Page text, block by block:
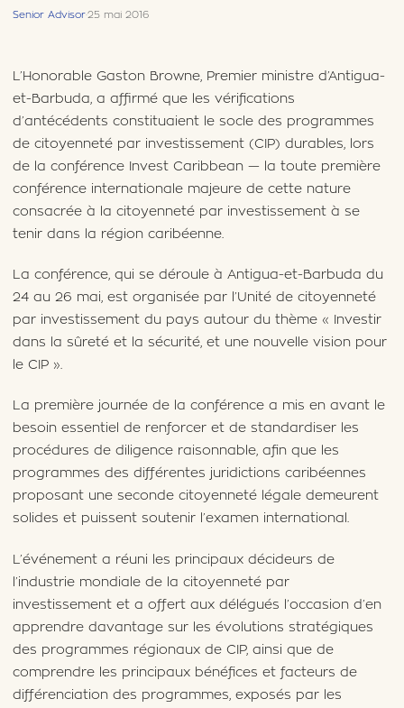
Senior Advisor·25 mai 2016
L’Honorable Gaston Browne, Premier ministre d’Antigua-
et-Barbuda, a affirmé que les vérifications
d’antécédents constituaient le socle des programmes
de citoyenneté par investissement (CIP) durables, lors
de la conférence Invest Caribbean — la toute première
conférence internationale majeure de cette nature
consacrée à la citoyenneté par investissement à se
tenir dans la région caribéenne.
La conférence, qui se déroule à Antigua-et-Barbuda du
24 au 26 mai, est organisée par l’Unité de citoyenneté
par investissement du pays autour du thème « Investir
dans la sûreté et la sécurité, et une nouvelle vision pour
le CIP ».
La première journée de la conférence a mis en avant le
besoin essentiel de renforcer et de standardiser les
procédures de diligence raisonnable, afin que les
programmes des différentes juridictions caribéennes
proposant une seconde citoyenneté légale demeurent
solides et puissent soutenir l’examen international.
L’événement a réuni les principaux décideurs de
l’industrie mondiale de la citoyenneté par
investissement et a offert aux délégués l’occasion d’en
apprendre davantage sur les évolutions stratégiques
des programmes régionaux de CIP, ainsi que de
comprendre les principaux bénéfices et facteurs de
différenciation des programmes, exposés par les